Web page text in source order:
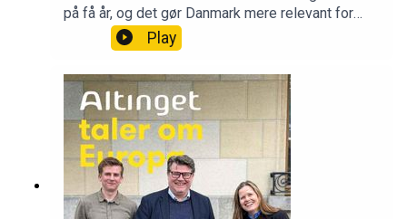
på få år, og det gør Danmark mere relevant for
vores store nabo mod syd. Det siger den tyske
ambassadør, Anke Meyer, i dette live podcast
tilrettelægger: Thomas Lauritzen, Altingets
Europa-analytikerGæst: Anke Meyer, Tysklands
ambassadør i DanmarkProducer: Camille Marie
Guerry, podcastassistent
Play